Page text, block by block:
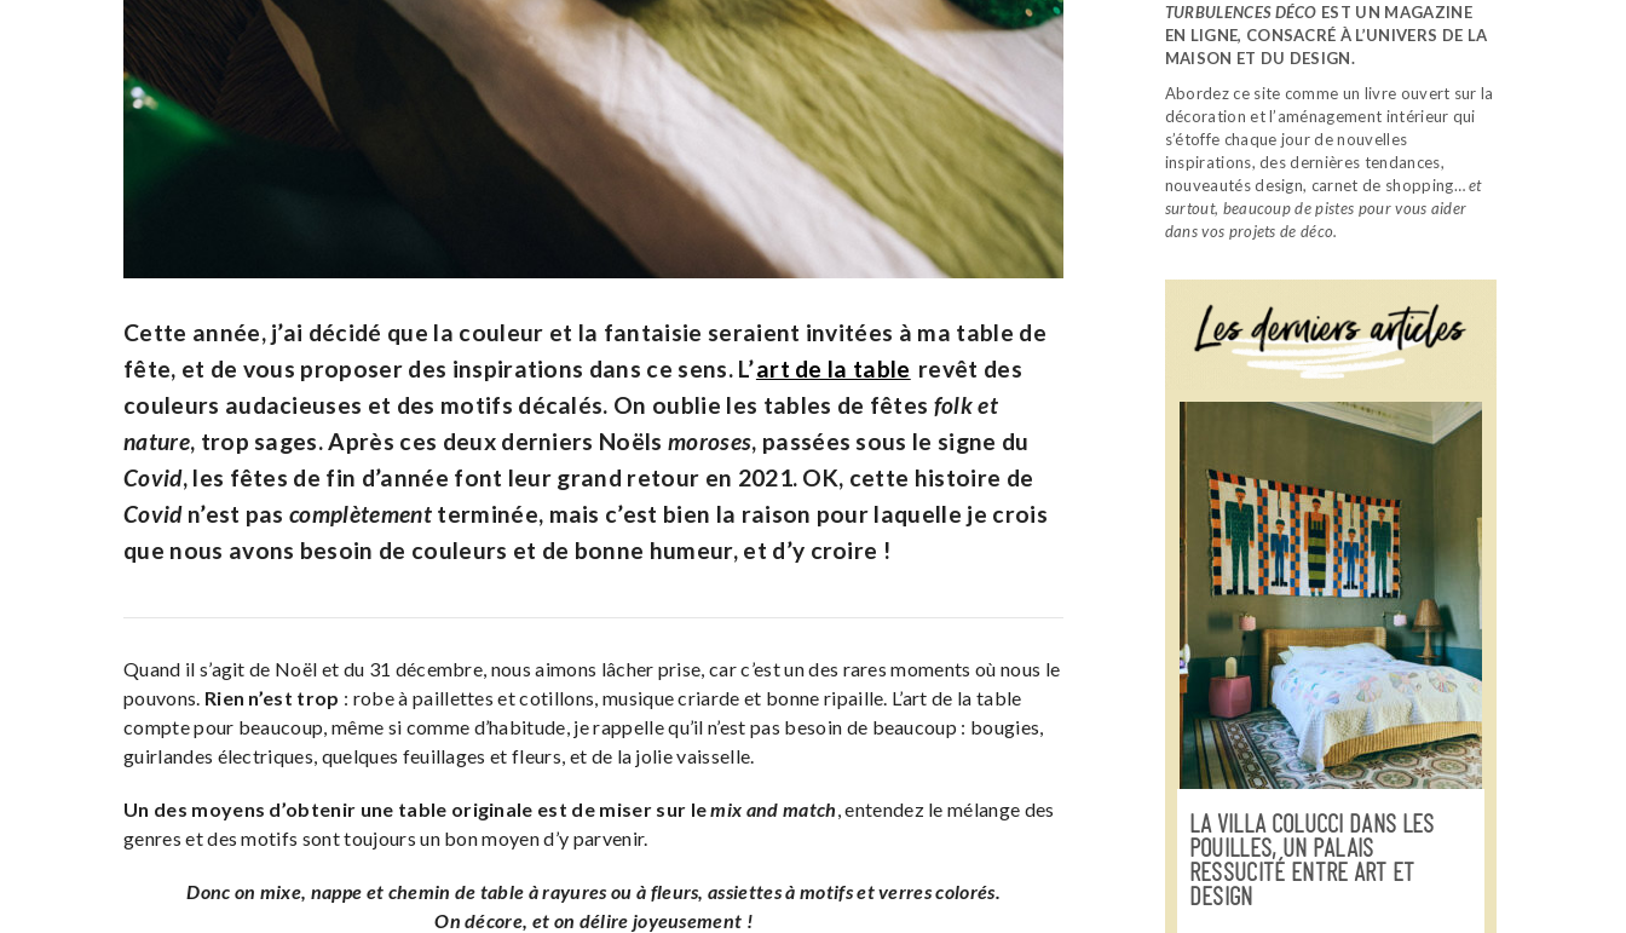
Cette année, j’ai décidé que la couleur et la fantaisie seraient invitées à ma table de
fête, et de vous proposer des inspirations dans ce sens. L’art de la table revêt des
couleurs audacieuses et des motifs décalés. On oublie les tables de fêtes folk et
nature, trop sages. Après ces deux derniers Noëlsmoroses, passées sous le signe du
Covid, les fêtes de fin d’année font leur grand retour en 2021. OK, cette histoire de
Covidn’est pascomplètementterminée, mais c’est bien la raison pour laquelle je crois
que nous avons besoin de couleurs et de bonne humeur, et d’y croire !
Quand il s’agit de Noël et du 31 décembre, nous aimons lâcher prise, car c’est un des rares moments où nous le
pouvons. Rien n’est trop : robe à paillettes et cotillons, musique criarde et bonne ripaille. L’art de la table
compte pour beaucoup, même si comme d’habitude, je rappelle qu’il n’est pas besoin de beaucoup : bougies,
guirlandes électriques, quelques feuillages et fleurs, et de la jolie vaisselle.
Un des moyens d’obtenir une table originale est de miser sur lemix and match , entendez le mélange des
genres et des motifs sont toujours un bon moyen d’y parvenir.
Donc on mixe, nappe et chemin de table à rayures ou à fleurs, assiettes à motifs et verres colorés.
On décore, et on délire joyeusement !
TURBULENCES DÉCO EST UN MAGAZINE
EN LIGNE, CONSACRÉ À L’UNIVERS DE LA
MAISON ET DU DESIGN.
Abordez ce site comme un livre ouvert sur la
décoration et l’aménagement intérieur qui
s’étoffe chaque jour de nouvelles
inspirations, des dernières tendances,
nouveautés design, carnet de shopping…et
surtout, beaucoup de pistes pour vous aider
dans vos projets de déco.
LA VILLA COLUCCI DANS LES
POUILLES, UN PALAIS
RESSUCITÉ ENTRE ART ET
DESIGN